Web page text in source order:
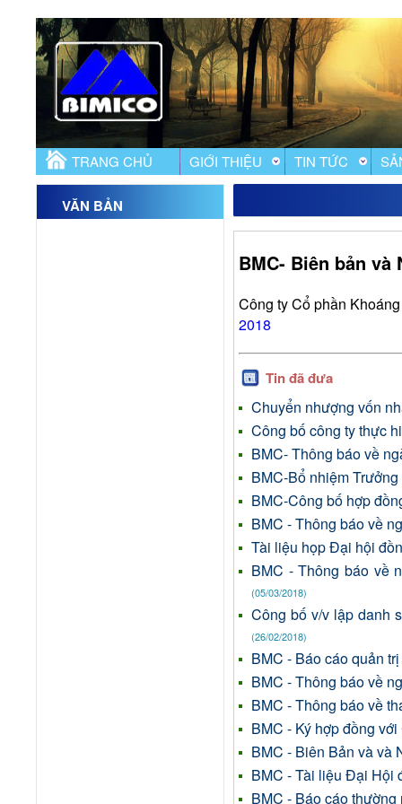
TRANG CHỦ GIỚI THIỆU TIN TỨC
VĂN BẢN
BMC- Biên bản
Công ty Cổ phần
2018
Tin đã đưa
Chuyển nhượng vốn
Công bố công ty thực
BMC- Thông báo về
BMC-Bổ nhiệm
BMC-Công bố hợp
BMC - Thông báo về
Tài liệu họp Đại hội
BMC - Thông báo về
(05/03/2018)
Công bố v/v lập danh
(26/02/2018)
BMC - Báo cáo quản
BMC - Thông báo về
BMC - Thông báo về
BMC - Ký hợp đồng
BMC - Biên Bản và
BMC - Tài liệu Đại Hội
BMC - Báo cáo